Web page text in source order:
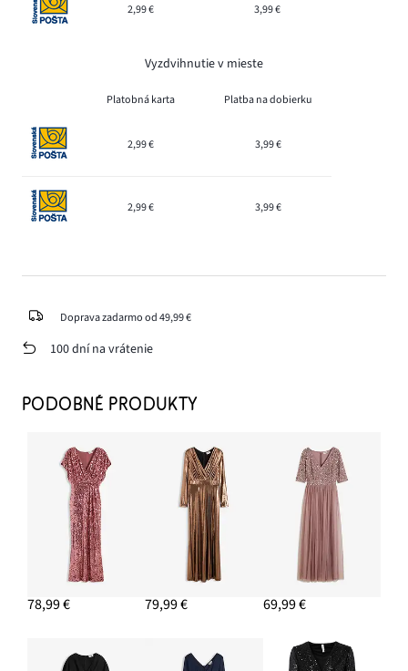
2,99 € 3,99 €
Vyzdvihnutie v mieste
Platobná karta Platba na dobierku
2,99 € 3,99 €
2,99 € 3,99 €
Doprava zadarmo od 49,99 €
100 dní na vrátenie
PODOBNÉ PRODUKTY
78,99 € 79,99 € 69,99 €